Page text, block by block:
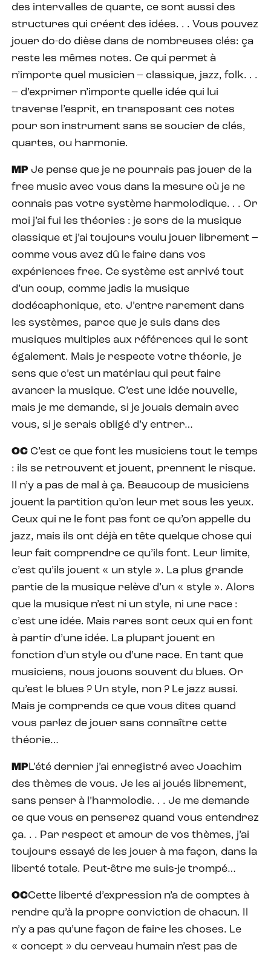
des intervalles de quarte, ce sont aussi des
structures qui créent des idées. . . Vous pouvez
jouer do-do dièse dans de nombreuses clés: ça
reste les mêmes notes. Ce qui permet à
n’importe quel musicien – classique, jazz, folk. . .
– d’exprimer n’importe quelle idée qui lui
traverse l’esprit, en transposant ces notes
pour son instrument sans se soucier de clés,
quartes, ou harmonie.
MP Je pense que je ne pourrais pas jouer de la
free music avec vous dans la mesure où je ne
connais pas votre système harmolodique. . . Or
moi j’ai fui les théories : je sors de la musique
classique et j’ai toujours voulu jouer librement –
comme vous avez dû le faire dans vos
expériences free. Ce système est arrivé tout
d’un coup, comme jadis la musique
dodécaphonique, etc. J’entre rarement dans
les systèmes, parce que je suis dans des
musiques multiples aux références qui le sont
également. Mais je respecte votre théorie, je
sens que c’est un matériau qui peut faire
avancer la musique. C’est une idée nouvelle,
mais je me demande, si je jouais demain avec
vous, si je serais obligé d’y entrer…
OC C’est ce que font les musiciens tout le temps
: ils se retrouvent et jouent, prennent le risque.
Il n’y a pas de mal à ça. Beaucoup de musiciens
jouent la partition qu’on leur met sous les yeux.
Ceux qui ne le font pas font ce qu’on appelle du
jazz, mais ils ont déjà en tête quelque chose qui
leur fait comprendre ce qu’ils font. Leur limite,
c’est qu’ils jouent « un style ». La plus grande
partie de la musique relève d’un « style ». Alors
que la musique n’est ni un style, ni une race :
c’est une idée. Mais rares sont ceux qui en font
à partir d’une idée. La plupart jouent en
fonction d’un style ou d’une race. En tant que
musiciens, nous jouons souvent du blues. Or
qu’est le blues ? Un style, non ? Le jazz aussi.
Mais je comprends ce que vous dites quand
vous parlez de jouer sans connaître cette
théorie…
MPL’été dernier j’ai enregistré avec Joachim
des thèmes de vous. Je les ai joués librement,
sans penser à l’harmolodie. . . Je me demande
ce que vous en penserez quand vous entendrez
ça. . . Par respect et amour de vos thèmes, j’ai
toujours essayé de les jouer à ma façon, dans la
liberté totale. Peut-être me suis-je trompé…
OCCette liberté d’expression n’a de comptes à
rendre qu’à la propre conviction de chacun. Il
n’y a pas qu’une façon de faire les choses. Le
« concept » du cerveau humain n’est pas de